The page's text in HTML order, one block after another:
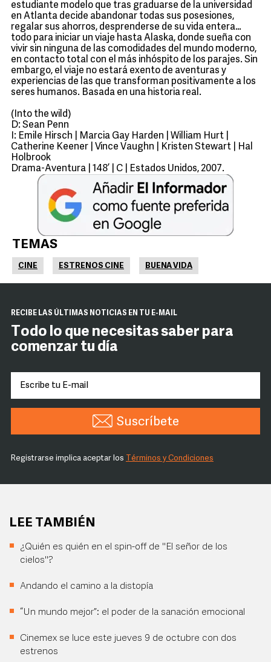
estudiante modelo que tras graduarse de la universidad
en Atlanta decide abandonar todas sus posesiones,
regalar sus ahorros, desprenderse de su vida entera…
todo para iniciar un viaje hasta Alaska, donde sueña con
vivir sin ninguna de las comodidades del mundo moderno,
en contacto total con el más inhóspito de los parajes. Sin
embargo, el viaje no estará exento de aventuras y
experiencias de las que transforman positivamente a los
seres humanos. Basada en una historia real.
(Into the wild)
D: Sean Penn
I: Emile Hirsch | Marcia Gay Harden | William Hurt |
Catherine Keener | Vince Vaughn | Kristen Stewart | Hal
Holbrook
Drama-Aventura | 148’ | C | Estados Unidos, 2007.
TEMAS
CINE ESTRENOS CINE BUENA VIDA
RECIBE LAS ÚLTIMAS NOTICIAS EN TU E-MAIL
Todo lo que necesitas saber para
comenzar tu día
Suscríbete
Registrarse implica aceptar los Términos y Condiciones
LEE TAMBIÉN
¿Quién es quién en el spin-off de "El señor de los
cielos"?
Andando el camino a la distopía
“Un mundo mejor”: el poder de la sanación emocional
Cinemex se luce este jueves 9 de octubre con dos
estrenos